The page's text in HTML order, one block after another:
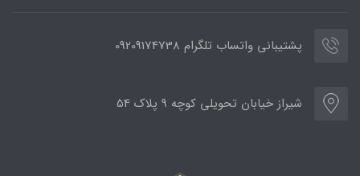
پشتیبانی واتساب تلگرام 09209174738
شیراز خیابان تحویلی کوچه 9 پلاک 54